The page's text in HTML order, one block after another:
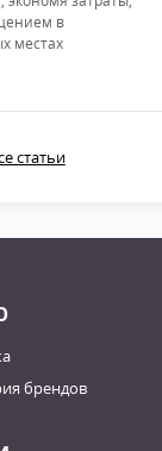
в
местах
статьи
брендов